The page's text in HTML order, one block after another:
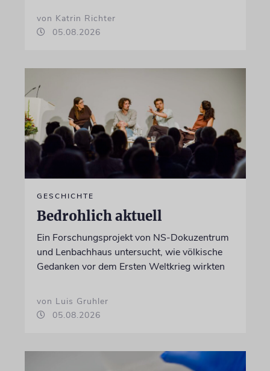
von Katrin Richter
05.08.2026
GESCHICHTE
Bedrohlich aktuell
Ein Forschungsprojekt von NS-Dokuzentrum
und Lenbachhaus untersucht, wie völkische
Gedanken vor dem Ersten Weltkrieg wirkten
von Luis Gruhler
05.08.2026